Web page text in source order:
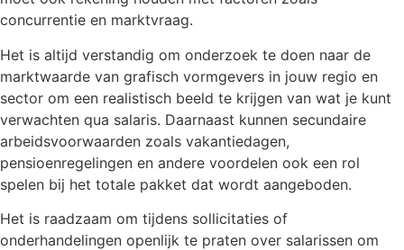
concurrentie en marktvraag.
Het is altijd verstandig om onderzoek te doen naar de
marktwaarde van grafisch vormgevers in jouw regio en
sector om een realistisch beeld te krijgen van wat je kunt
verwachten qua salaris. Daarnaast kunnen secundaire
arbeidsvoorwaarden zoals vakantiedagen,
pensioenregelingen en andere voordelen ook een rol
spelen bij het totale pakket dat wordt aangeboden.
Het is raadzaam om tijdens sollicitaties of
onderhandelingen openlijk te praten over salarissen om